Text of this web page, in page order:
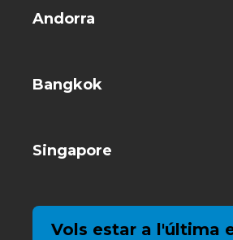
Andorra
Bangkok
Singapore
Vols estar a l'última